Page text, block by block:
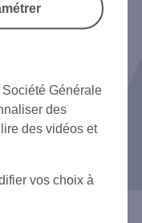
Générale
des
des vidéos et
vos choix à